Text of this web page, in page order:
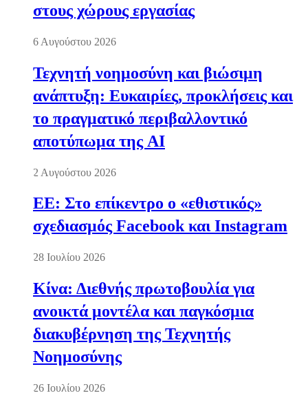
στους χώρους εργασίας
6 Αυγούστου 2026
Τεχνητή νοημοσύνη και βιώσιμη
ανάπτυξη: Ευκαιρίες, προκλήσεις και
το πραγματικό περιβαλλοντικό
αποτύπωμα της AI
2 Αυγούστου 2026
ΕΕ: Στο επίκεντρο ο «εθιστικός»
σχεδιασμός Facebook και Instagram
28 Ιουλίου 2026
Κίνα: Διεθνής πρωτοβουλία για
ανοικτά μοντέλα και παγκόσμια
διακυβέρνηση της Τεχνητής
Νοημοσύνης
26 Ιουλίου 2026